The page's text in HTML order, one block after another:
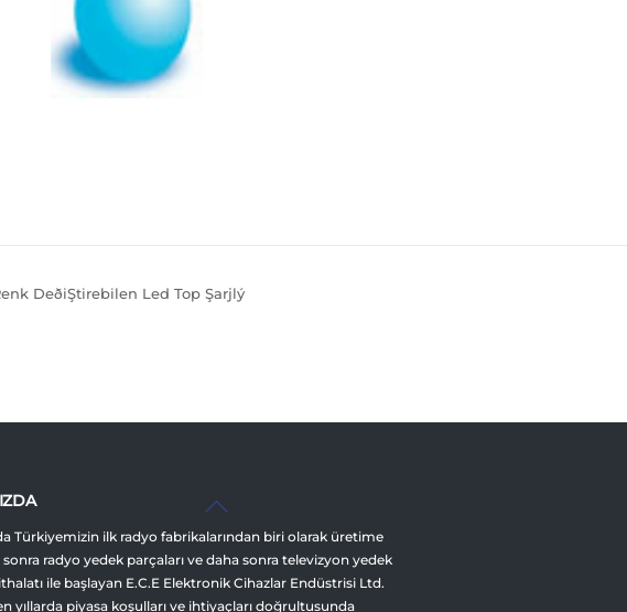
DeðiŞtirebilen Led Top Şarjlý
Back
Top
Türkiyemizin ilk radyo fabrikalarından biri olarak üretime
radyo yedek parçaları ve daha sonra televizyon yedek
ile başlayan E.C.E Elektronik Cihazlar Endüstrisi Ltd.
yıllarda piyasa koşulları ve ihtiyaçları doğrultusunda